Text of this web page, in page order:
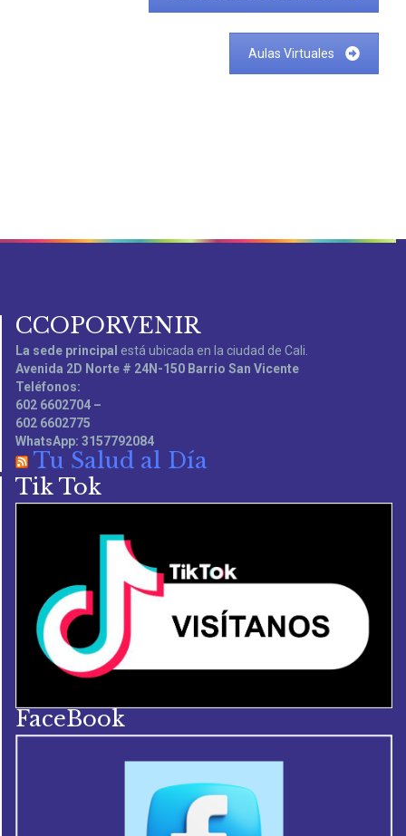
Aulas Virtuales
CCOPORVENIR
La sede principal está ubicada en la ciudad de Cali.
Avenida 2D Norte # 24N-150 Barrio San Vicente
Teléfonos:
602 6602704 –
602 6602775
WhatsApp: 3157792084
Tu Salud al Día
Tik Tok
FaceBook